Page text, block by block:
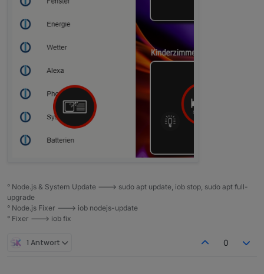
° Node.js & System Update ---> sudo apt update, iob stop, sudo apt full-
upgrade
° Node.js Fixer ---> iob nodejs-update
° Fixer ---> iob fix
1 Antwort 0